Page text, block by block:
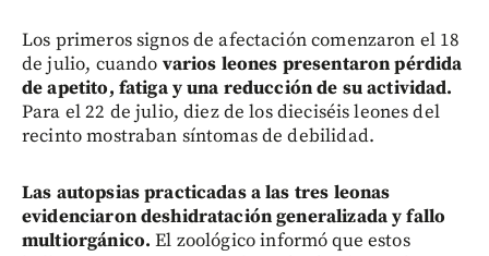
Los primeros signos de afectación comenzaron el 18
de julio, cuando varios leones presentaron pérdida
de apetito, fatiga y una reducción de su actividad.
Para el 22 de julio, diez de los dieciséis leones del
recinto mostraban síntomas de debilidad.
Las autopsias practicadas a las tres leonas
evidenciaron deshidratación generalizada y fallo
multiorgánico. El zoológico informó que estos